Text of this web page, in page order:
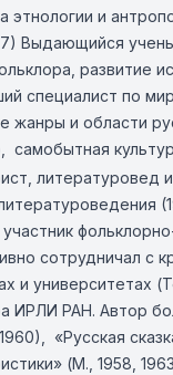
этнологии и
Выдающийся
развитие
специалист по
жанры и области
самобытная
литературовед
участник
сотрудничал с
и университетах
ИРЛИ РАН. Автор
«Русская
(М., 1958,